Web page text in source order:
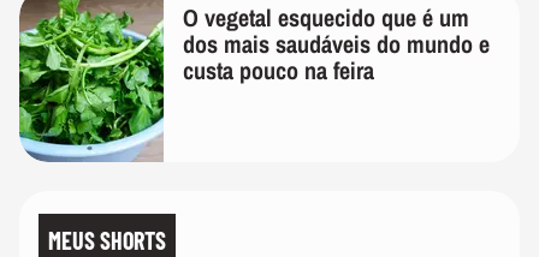
O vegetal esquecido que é um
dos mais saudáveis do mundo e
custa pouco na feira
MEUS SHORTS